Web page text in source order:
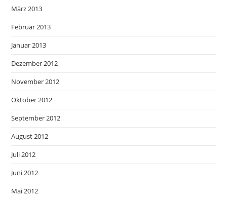
März 2013
Februar 2013
Januar 2013
Dezember 2012
November 2012
Oktober 2012
September 2012
August 2012
Juli 2012
Juni 2012
Mai 2012